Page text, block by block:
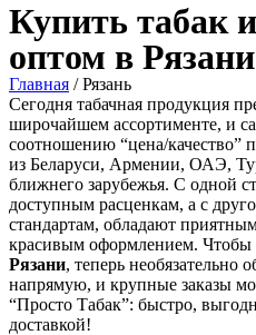
Купить табак
оптом в Рязани
Главная / Рязань
Сегодня табачная продукция
широчайшем ассортименте, и
соотношению “цена/качество”
из Беларуси, Армении, ОАЭ,
ближнего зарубежья. С одной
доступным расценкам, а с
стандартам, обладают
красивым оформлением. Чтобы
Рязани, теперь необязательно
напрямую, и крупные заказы
“Просто Табак”: быстро,
доставкой!